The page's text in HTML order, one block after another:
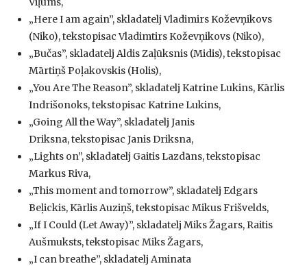
„Here I am again”, skladatelj Vladimirs Koževņikovs
(Niko), tekstopisac Vladimtirs Koževņikovs (Niko),
„Bučas”, skladatelj Aldis Zaļūksnis (Midis), tekstopisac
Mārtiņš Poļakovskis (Holis),
„You Are The Reason”, skladatelj Katrine Lukins, Kārlis
Indrišonoks, tekstopisac Katrine Lukins,
„Going All the Way”, skladatelj Janis
Driksna, tekstopisac Janis Driksna,
„Lights on”, skladatelj Gaitis Lazdāns, tekstopisac
Markus Riva,
„This moment and tomorrow”, skladatelj Edgars
Beļickis, Kārlis Auziņš, tekstopisac Mikus Frišvelds,
„If I Could (Let Away)”, skladatelj Miks Žagars, Raitis
Aušmuksts, tekstopisac Miks Žagars,
„I can breathe”, skladatelj Aminata